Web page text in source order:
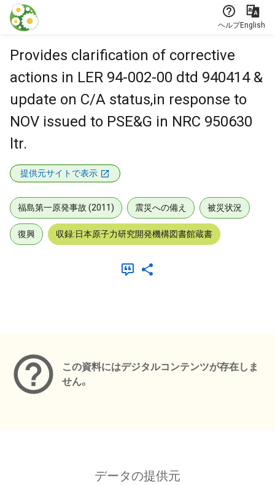
本文に飛ぶ
ヘルプEnglish
Provides clarification of corrective
actions in LER 94-002-00 dtd 940414 &
update on C/A status,in response to
NOV issued to PSE&G in NRC 950630
ltr.
提供元サイトで表示
福島第一原発事故 (2011) 震災への備え 被災状況
復興 収録:日本原子力研究開発機構図書館蔵書
この資料にはデジタルコンテンツが存在しま
せん。
データの提供元